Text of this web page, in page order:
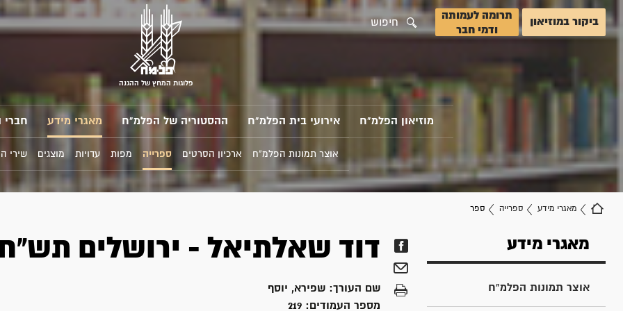
ביקור במוזיאון
תרומה לעמותה
ודמי חבר
חיפוש
פלוגות המחץ של ההגנה
מוזיאון הפלמ"ח אירועי בית הפלמ"ח ההסטוריה של הפלמ"ח מאגרי מידע חברי
אוצר תמונות הפלמ"ח ארכיון הסרטים ספרייה מפות עדויות מוצגים שירי
מאגרי מידע ספרייה ספר
מאגרי מידע
אוצר תמונות הפלמ"ח
דוד שאלתיאל - ירושלים
שם העורך: שפירא, יוסף
מספר העמודים: 219